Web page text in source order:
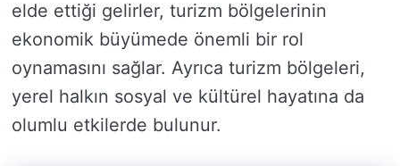
elde ettiği gelirler, turizm bölgelerinin
ekonomik büyümede önemli bir rol
oynamasını sağlar. Ayrıca turizm bölgeleri,
yerel halkın sosyal ve kültürel hayatına da
olumlu etkilerde bulunur.